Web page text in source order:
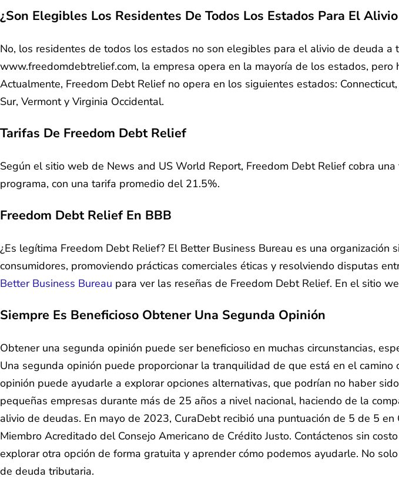
¿Son Elegibles Los Residentes De Todos Los Estados Para El
No, los residentes de todos los estados no son elegibles para el alivio de deuda
www.freedomdebtrelief.com, la empresa opera en la mayoría de los estados,
Actualmente, Freedom Debt Relief no opera en los siguientes estados:
Sur, Vermont y Virginia Occidental.
Tarifas De Freedom Debt Relief
Según el sitio web de News and US World Report, Freedom Debt Relief cobra
programa, con una tarifa promedio del 21.5%.
Freedom Debt Relief En BBB
¿Es legítima Freedom Debt Relief? El Better Business Bureau es una
consumidores, promoviendo prácticas comerciales éticas y resolviendo disputas
Better Business Bureau para ver las reseñas de Freedom Debt Relief. En el sitio
Siempre Es Beneficioso Obtener Una Segunda Opinión
Obtener una segunda opinión puede ser beneficioso en muchas circunstancias,
Una segunda opinión puede proporcionar la tranquilidad de que está en el
opinión puede ayudarle a explorar opciones alternativas, que podrían no haber
pequeñas empresas durante más de 25 años a nivel nacional, haciendo de la
alivio de deudas. En mayo de 2023, CuraDebt recibió una puntuación de 5 de 5
Miembro Acreditado del Consejo Americano de Crédito Justo. Contáctenos sin
explorar otra opción de forma gratuita y aprender cómo podemos ayudarle. No
de deuda tributaria.